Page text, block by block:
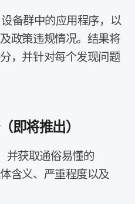
设备​群​中​的​应用​程序，​以​
政策​违规​情况。​结果​将​
，​并​针对​每​个​发现​问题​
即将​推出）
并​获取​通俗​易懂​的​
含义、​严重​程度​以及​